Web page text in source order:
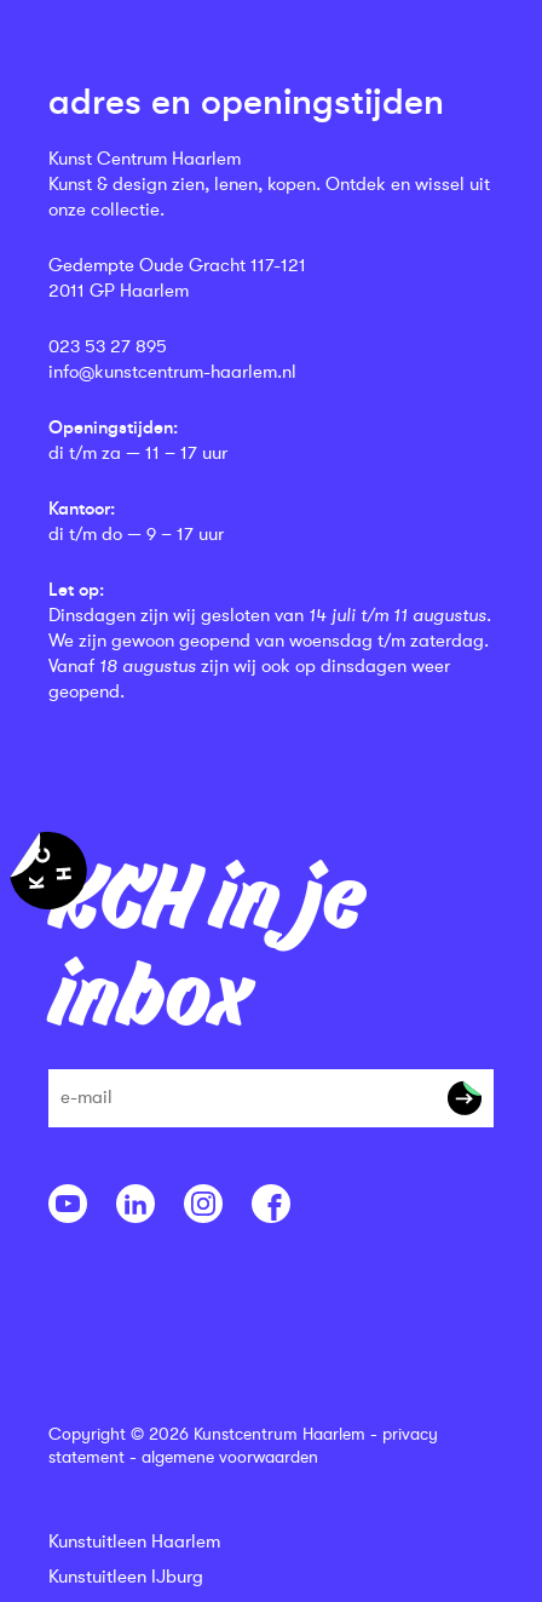
KCH in je
inbox
adres en openingstijden
Kunst Centrum Haarlem
Kunst & design zien, lenen, kopen. Ontdek en wissel uit
onze collectie.
Gedempte Oude Gracht 117-121
2011 GP Haarlem
023 53 27 895
info@kunstcentrum-haarlem.nl
Openingstijden:
di t/m za — 11 – 17 uur
Kantoor:
di t/m do — 9 – 17 uur
Let op:
Dinsdagen zijn wij gesloten van 14 juli t/m 11 augustus.
We zijn gewoon geopend van woensdag t/m zaterdag.
Vanaf 18 augustus zijn wij ook op dinsdagen weer
geopend.
Copyright © 2026 Kunstcentrum Haarlem - privacy
statement - algemene voorwaarden
Kunstuitleen Haarlem
Kunstuitleen IJburg